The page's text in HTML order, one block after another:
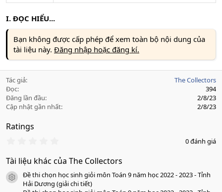
I. ĐỌC HIỂU...
Bạn không được cấp phép để xem toàn bộ nội dung của
tài liệu này. Đăng nhập hoặc đăng kí.
Tác giả
The Collectors
Đọc
394
Đăng lần đầu
2/8/23
Cập nhật gần nhất
2/8/23
Ratings
0
0
a
o
0 đánh giá
Tài liệu khác của The Collectors
icon tài liệu
Đề thi chọn học sinh giỏi môn Toán 9 năm học 2022 - 2023 - Tỉnh
Hải Dương (giải chi tiết)